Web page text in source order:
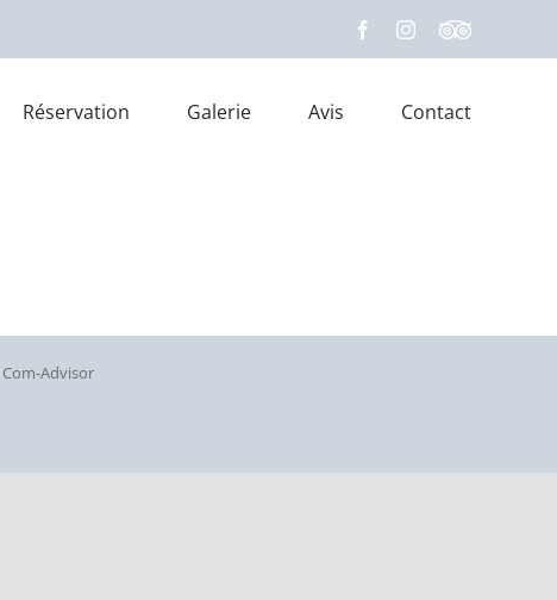
FacebookInstagram
Custom
Réservation Galerie Avis Contact
Com-Advisor